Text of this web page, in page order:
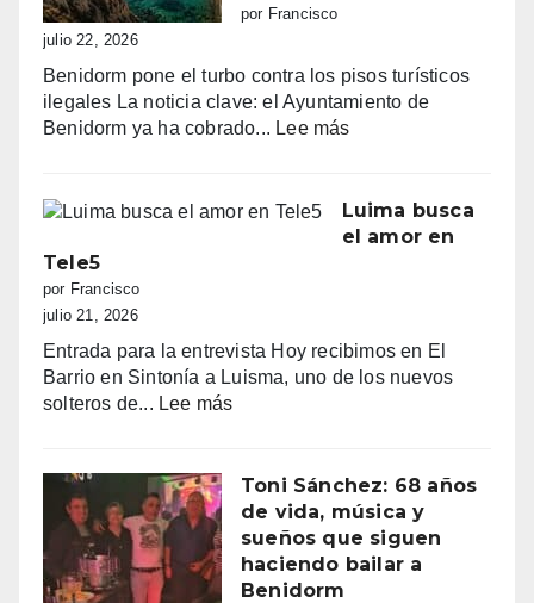
quejas
vecinales
con
zonas
por Francisco
julio 22, 2026
Benidorm pone el turbo contra los pisos turísticos
ilegales La noticia clave: el Ayuntamiento de
Benidorm ya ha cobrado... Lee más:
la
guerra
ilegales:
primeras
de
100.000
euros
recaudados”
Luima busca
el amor en
Tele5
por Francisco
julio 21, 2026
Entrada para la entrevista Hoy recibimos en El
Barrio en Sintonía a Luisma, uno de los nuevos
solteros de... Lee más:
el
amor
en
Tele5
Toni Sánchez: 68 años
de vida, música y
sueños que siguen
haciendo bailar a
Benidorm